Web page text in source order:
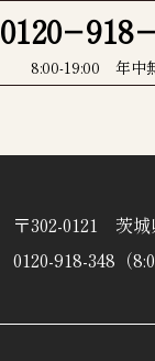
8:00-19:00 年中
〒302-0121 茨城
0120-918-348（